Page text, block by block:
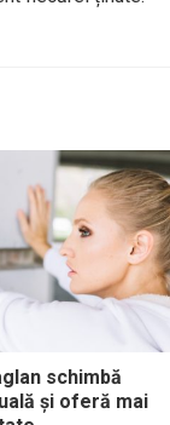
schimbă
și oferă mai